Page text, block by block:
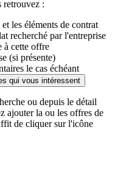
retrouvez :
les éléments de contrat
recherché par l'entreprise
à cette offre
(si présente)
le cas échéant
qui vous intéressent
ou depuis le détail
ajouter la ou les offres de
de cliquer sur l'icône